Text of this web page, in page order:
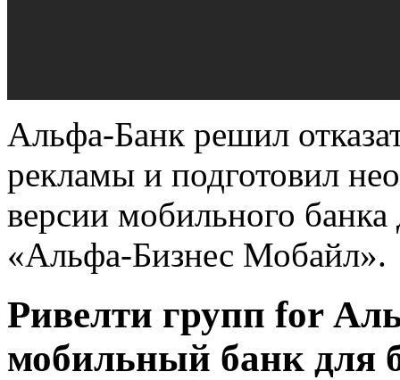
Альфа-Банк решил
рекламы и подготовил
версии мобильного
«Альфа-Бизнес Мобайл».
Ривелти групп for
мобильный банк для